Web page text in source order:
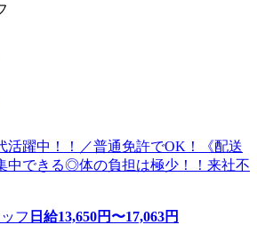
活躍中！！／普通免許でOK！《配送
中できる◎体の負担は極少！！来社不
フ 日給13,650円〜17,063円